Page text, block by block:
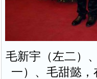
毛新宇（左二）
一）、毛甜懿